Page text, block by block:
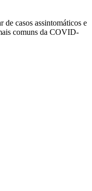
casos assintomáticos e
comuns da COVID-